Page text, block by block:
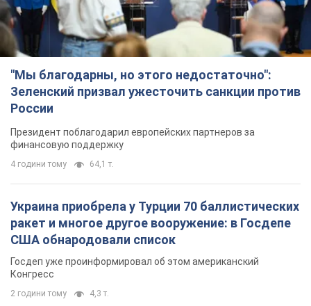
"Мы благодарны, но этого недостаточно":
Зеленский призвал ужесточить санкции против
России
Президент поблагодарил европейских партнеров за
финансовую поддержку
4 години тому 64,1 т.
Украина приобрела у Турции 70 баллистических
ракет и многое другое вооружение: в Госдепе
США обнародовали список
Госдеп уже проинформировал об этом американский
Конгресс
2 години тому 4,3 т.